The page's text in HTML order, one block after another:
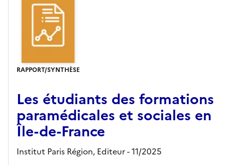
RAPPORT/SYNTHÈSE
Les étudiants des formations
paramédicales et sociales en
Île-de-France
Institut Paris Région, Editeur- 11/2025